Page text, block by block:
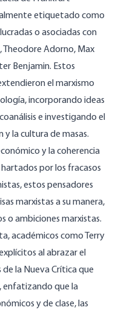
etiquetado como
o asociadas con
Theodore Adorno, Max
Benjamin. Estos
el marxismo
incorporando ideas
e investigando el
y la cultura de masas.
y la coherencia
por los fracasos
estos pensadores
marxistas a su manera,
o ambiciones marxistas.
académicos como Terry
al abrazar el
la Nueva Crítica que
enfatizando que la
y de clase, las